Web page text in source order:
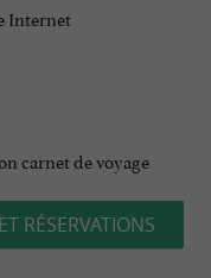
Internet
carnet de voyage
RÉSERVATIONS